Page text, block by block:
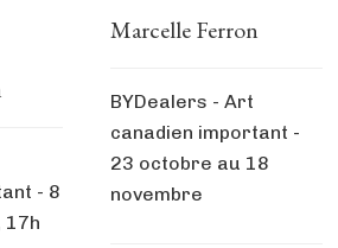
- 8
17h
Marcelle Ferron
BYDealers - Art
canadien important -
23 octobre au 18
novembre